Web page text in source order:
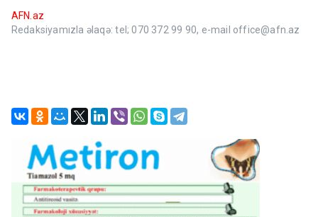
AFN.az
Redaksiyamızla əlaqə: tel; 070 372 99 90, e-mail office@afn.az